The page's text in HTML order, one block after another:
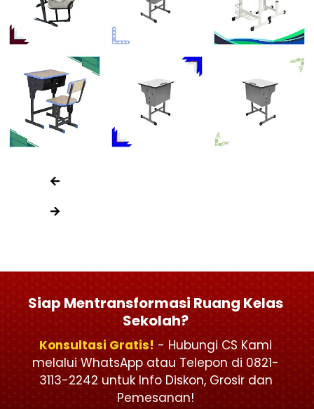
Siap Mentransformasi Ruang Kelas
Sekolah?
Konsultasi Gratis! - Hubungi CS Kami
melalui WhatsApp atau Telepon di 0821-
3113-2242 untuk Info Diskon, Grosir dan
Pemesanan!